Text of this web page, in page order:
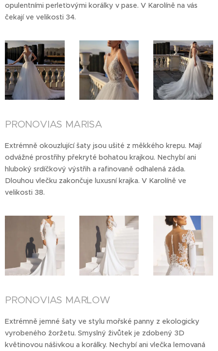
opulentními perleťovými korálky v pase. V Karolíně na vás
čekají ve velikosti 34.
PRONOVIAS MARISA
Extrémně okouzlující šaty jsou ušité z měkkého krepu. Mají
odvážné prostřihy překryté bohatou krajkou. Nechybí ani
hluboký srdíčkový výstřih a rafinovaně odhalená záda.
Dlouhou vlečku zakončuje luxusní krajka. V Karolíně ve
velikosti 38.
PRONOVIAS MARLOW
Extrémně jemné šaty ve stylu mořské panny z ekologicky
vyrobeného žoržetu. Smyslný živůtek je zdobený 3D
květinovou nášivkou a korálky. Nechybí ani vlečka lemovaná